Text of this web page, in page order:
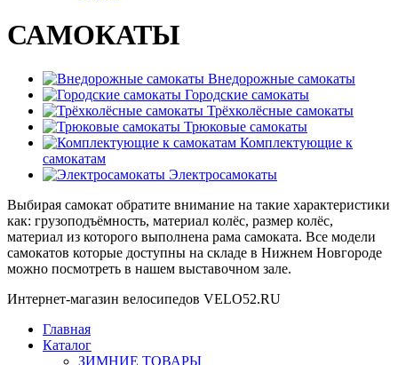
САМОКАТЫ
Внедорожные самокаты
Городские самокаты
Трёхколёсные самокаты
Трюковые самокаты
Комплектующие к
самокатам
Электросамокаты
Выбирая самокат обратите внимание на такие характеристики
как: грузоподъёмность, материал колёс, размер колёс,
материал из которого выполнена рама самоката. Все модели
самокатов которые доступны на складе в Нижнем Новгороде
можно посмотреть в нашем выставочном зале.
Интернет-магазин велосипедов VELO52.RU
Главная
Каталог
ЗИМНИЕ ТОВАРЫ